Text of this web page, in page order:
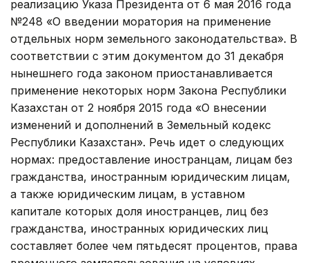
реализацию Указа Президента от 6 мая 2016 года
№248 «О введении моратория на применение
отдельных норм земельного за­конодательства». В
соответствии с этим документом до 31 декабря
ны­нешнего года законом приостанав­ливается
применение некоторых норм Закона Республики
Казахстан от 2 ноября 2015 года «О внесении
изменений и дополнений в Земельный кодекс
Республики Казахстан». Речь идет о следующих
нормах: предоставление иностранцам, лицам без
гражданства, иностранным юридическим лицам,
а также юридическим лицам, в уставном
капитале которых доля иностранцев, лиц без
гражданства, иностранных юридических лиц
составляет более чем пятьдесят процентов, права